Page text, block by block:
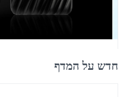
חדש על המדף